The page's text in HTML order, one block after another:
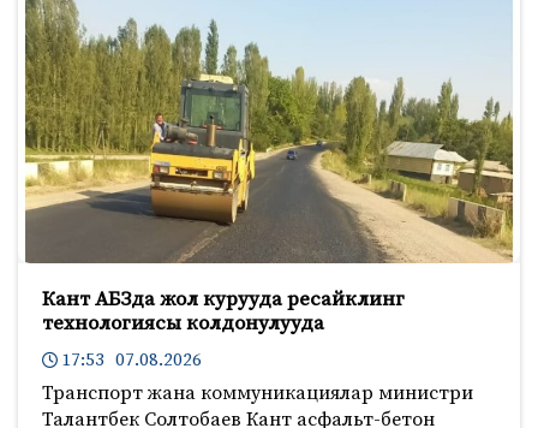
Кант АБЗда жол курууда ресайклинг
технологиясы колдонулууда
17:53 07.08.2026
Транспорт жана коммуникациялар министри
Талантбек Солтобаев Кант асфальт-бетон